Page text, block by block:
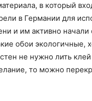
в который
в Германии для
и им активно начали
обои экологичные,
не нужно лить
то можно